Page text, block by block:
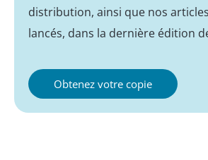
distribution, ainsi que nos
lancés, dans la dernière édition
Obtenez votre copie